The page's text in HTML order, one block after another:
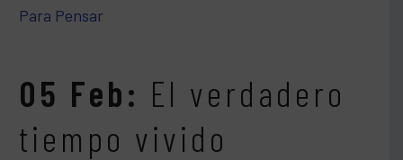
Para Pensar
05 Feb: El verdadero
tiempo vivido